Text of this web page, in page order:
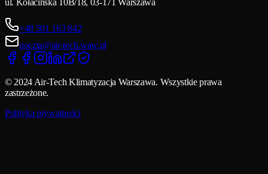
ul. Kołacińska 10B/18, 03-171 Warszawa
+48 501 163 842
poczta@air-tech.waw.pl
© 2024 Air-Tech Klimatyzacja Warszawa. Wszystkie prawa
zastrzeżone.
Polityka prywatności